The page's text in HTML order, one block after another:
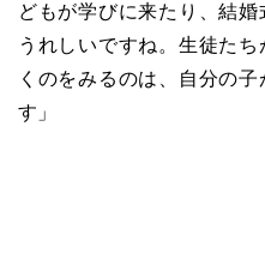
どもが学びに来たり、結
うれしいですね。生徒た
くのをみるのは、自分の
す」